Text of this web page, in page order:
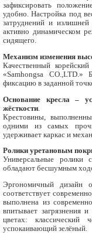
зафиксировать
удобно. Настройка под
затруднений и
активно динамическом
сидящего.
Механизм изменения
Качественный
«Samhongsa CO.,LTD.»
фиксацию в заданной
Основание кресла –
жёсткости
Крестовины,
одними из самых
удерживает каркас и
Ролики уретановым
Универсальные ролики
обладают бесшумным
Эргономичный дизайн
соответствует
выполнена из
впитывает загрязнения
цветах:
успокаивающий зелёный.